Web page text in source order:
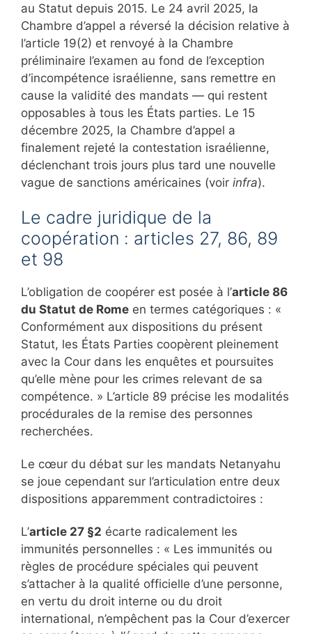
au Statut depuis 2015. Le 24 avril 2025, la
Chambre d’appel a réversé la décision relative à
l’article 19(2) et renvoyé à la Chambre
préliminaire l’examen au fond de l’exception
d’incompétence israélienne, sans remettre en
cause la validité des mandats — qui restent
opposables à tous les États parties. Le 15
décembre 2025, la Chambre d’appel a
finalement rejeté la contestation israélienne,
déclenchant trois jours plus tard une nouvelle
vague de sanctions américaines (voir infra).
Le cadre juridique de la
coopération : articles 27, 86, 89
et 98
L’obligation de coopérer est posée à l’article 86
du Statut de Rome en termes catégoriques : «
Conformément aux dispositions du présent
Statut, les États Parties coopèrent pleinement
avec la Cour dans les enquêtes et poursuites
qu’elle mène pour les crimes relevant de sa
compétence. » L’article 89 précise les modalités
procédurales de la remise des personnes
recherchées.
Le cœur du débat sur les mandats Netanyahu
se joue cependant sur l’articulation entre deux
dispositions apparemment contradictoires :
L’article 27 §2 écarte radicalement les
immunités personnelles : « Les immunités ou
règles de procédure spéciales qui peuvent
s’attacher à la qualité officielle d’une personne,
en vertu du droit interne ou du droit
international, n’empêchent pas la Cour d’exercer